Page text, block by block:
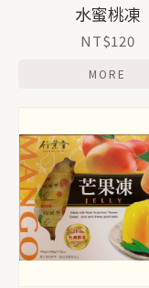
水蜜桃凍
NT$120
MORE